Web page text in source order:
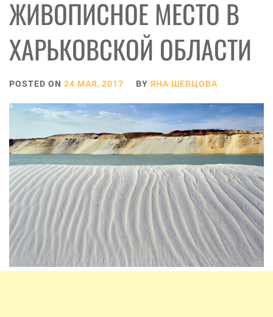
ЖИВОПИСНОЕ МЕСТО В
ХАРЬКОВСКОЙ ОБЛАСТИ
POSTED ON 24 МАЯ, 2017 BY ЯНА ШЕВЦОВА